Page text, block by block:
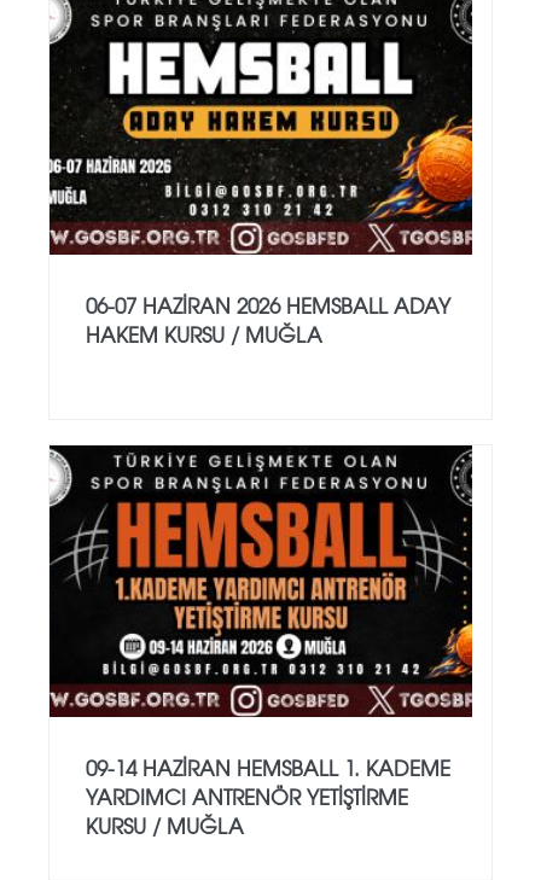
06-07 HAZİRAN 2026 HEMSBALL ADAY
HAKEM KURSU / MUĞLA
09-14 HAZİRAN HEMSBALL 1. KADEME
YARDIMCI ANTRENÖR YETİŞTİRME
KURSU / MUĞLA